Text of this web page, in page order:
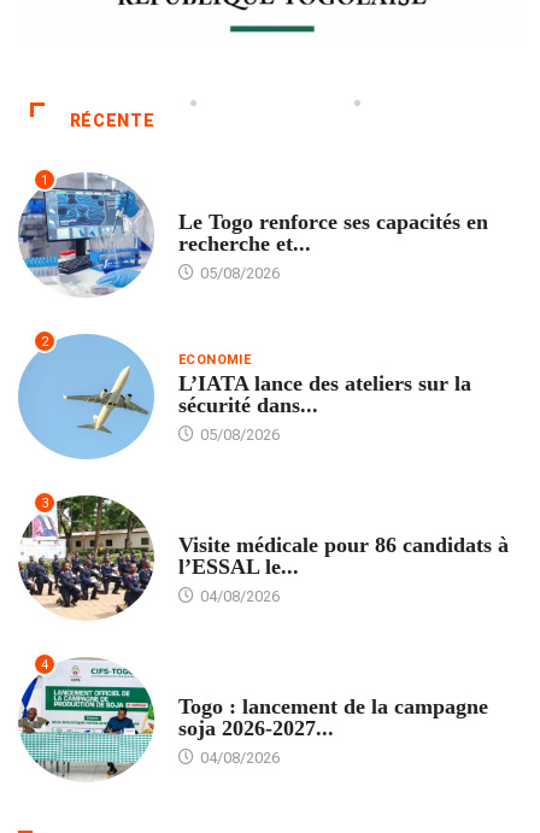
RÉCENTE
1
Le Togo renforce ses capacités en
recherche et...
05/08/2026
2
ECONOMIE
L’IATA lance des ateliers sur la
sécurité dans...
05/08/2026
3
Visite médicale pour 86 candidats à
l’ESSAL le...
04/08/2026
4
Togo : lancement de la campagne
soja 2026-2027...
04/08/2026